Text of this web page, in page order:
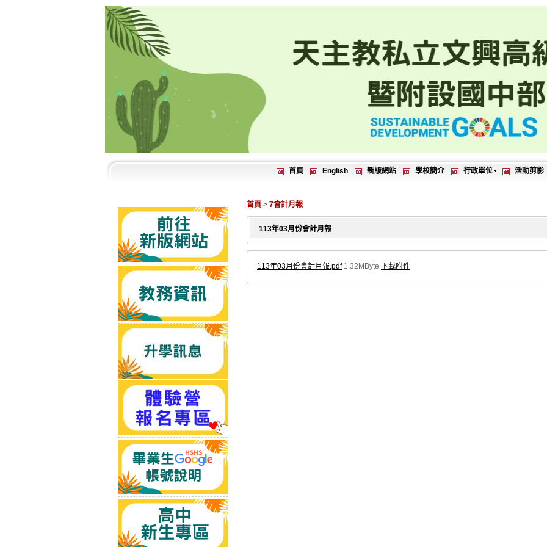
首頁 English 新版網站 學校簡介 行政單位 活動剪影
首頁 > 7會計月報
113年03月份會計月報
113年03月份會計月報.pdf 1.32MByte 下載附件